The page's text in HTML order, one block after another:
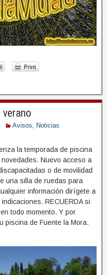
21 at 13.12.55 (3)
21 at 13.12.55 (2)
21 at 13.12.55 (1)
02-21 at 13.12.54
21 at 13.12.54 (1)
Avisos, Noticias
la temporada de piscina
Nuevo acceso a
o de movilidad
una silla de ruedas para
información dirígete a
RECUERDA si
todo momento. Y por
piscina de Fuente la Mora.